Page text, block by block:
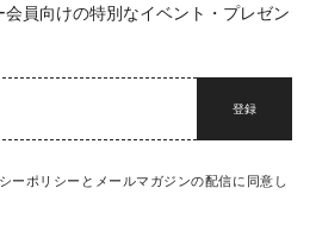
員向けの特別なイベント・プレゼン
登録
ーポリシーとメールマガジンの配信に同意し